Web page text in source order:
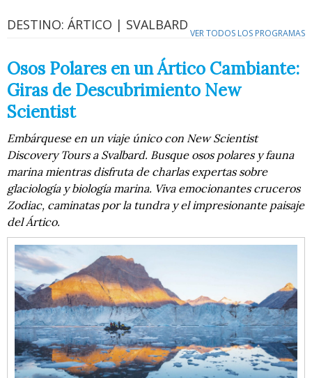
DESTINO: ÁRTICO | SVALBARD
VER TODOS LOS PROGRAMAS
Osos Polares en un Ártico Cambiante:
Giras de Descubrimiento New
Scientist
Embárquese en un viaje único con New Scientist
Discovery Tours a Svalbard. Busque osos polares y fauna
marina mientras disfruta de charlas expertas sobre
glaciología y biología marina. Viva emocionantes cruceros
Zodiac, caminatas por la tundra y el impresionante paisaje
del Ártico.